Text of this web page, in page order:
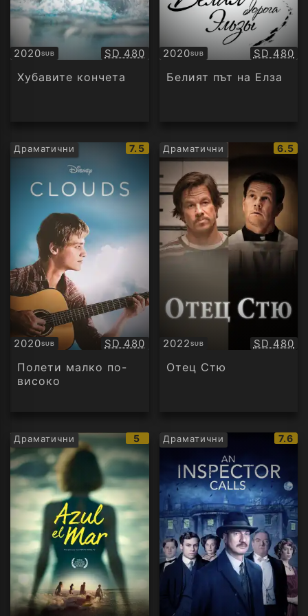
2020SUB
Субтитри Качество:
SD 480
Хубавите кончета
2020SUB
Субтитри SD 480
Белият път на Елза
Драматични
IMDb
рейтинг:
7.5
2020SUB
Субтитри Качество:
SD 480
Полети малко по-
високо
Драматични
IMDb
6.5
2022SUB
Субтитри SD 480
Отец Стю
Драматични
IMDb
рейтинг:
5 Драматични
IMDb
7.6